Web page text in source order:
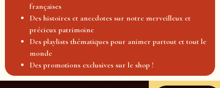
françaises
Des histoires et anecdotes sur notre merveilleux et
précieux patrimoine
Des playlists thématiques pour animer partout et tout le
monde
Des promotions exclusives sur le shop !